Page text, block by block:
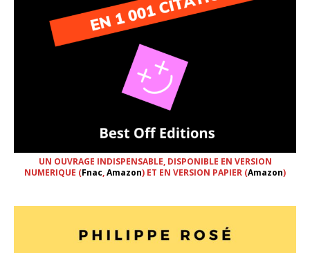
UN OUVRAGE INDISPENSABLE, DISPONIBLE EN VERSION
NUMERIQUE (Fnac,Amazon) ET EN VERSION PAPIER (Amazon)